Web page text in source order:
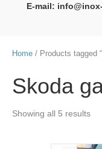
E-mail:
Home / Products tagged
Skoda
Showing all 5 results